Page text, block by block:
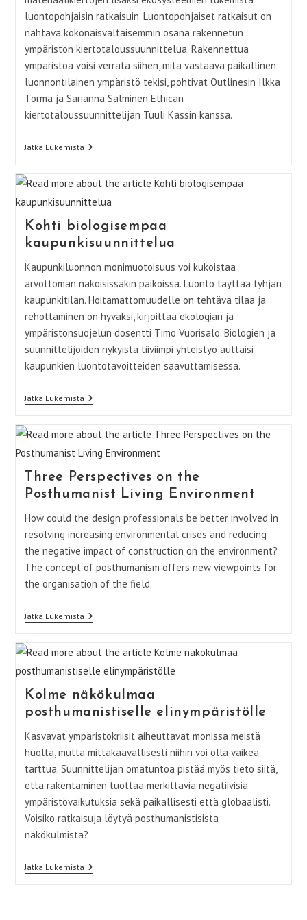
luontopohjaisin ratkaisuin. Luontopohjaiset ratkaisut on
nähtävä kokonaisvaltaisemmin osana rakennetun
ympäristön kiertotaloussuunnittelua. Rakennettua
ympäristöä voisi verrata siihen, mitä vastaava paikallinen
luonnontilainen ympäristö tekisi, pohtivat Outlinesin Ilkka
Törmä ja Sarianna Salminen Ethican
kiertotaloussuunnittelijan Tuuli Kassin kanssa.
Jatka LukemistaKaupunki
Metsänä
Kuinka
Luontopohjaiset
Ratkaisut
Kiertotalouteen
Kohti biologisempaa
kaupunkisuunnittelua
Kaupunkiluonnon monimuotoisuus voi kukoistaa
arvottoman näköisissäkin paikoissa. Luonto täyttää tyhjän
kaupunkitilan. Hoitamattomuudelle on tehtävä tilaa ja
rehottaminen on hyväksi, kirjoittaa ekologian ja
ympäristönsuojelun dosentti Timo Vuorisalo. Biologien ja
suunnittelijoiden nykyistä tiiviimpi yhteistyö auttaisi
kaupunkien luontotavoitteiden saavuttamisessa.
Jatka LukemistaKohti
Biologisempaa
Three Perspectives on the
Posthumanist Living Environment
How could the design professionals be better involved in
resolving increasing environmental crises and reducing
the negative impact of construction on the environment?
The concept of posthumanism offers new viewpoints for
the organisation of the field.
Jatka LukemistaThree
Perspectives
The
Posthumanist
Living
Kolme näkökulmaa
posthumanistiselle elinympäristölle
Kasvavat ympäristökriisit aiheuttavat monissa meistä
huolta, mutta mittakaavallisesti niihin voi olla vaikea
tarttua. Suunnittelijan omatuntoa pistää myös tieto siitä,
että rakentaminen tuottaa merkittäviä negatiivisia
ympäristövaikutuksia sekä paikallisesti että globaalisti.
Voisiko ratkaisuja löytyä posthumanistisista
näkökulmista?
Jatka LukemistaKolme
Näkökulmaa